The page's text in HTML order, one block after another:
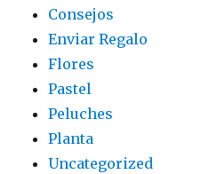
Consejos
Enviar Regalo
Flores
Pastel
Peluches
Planta
Uncategorized